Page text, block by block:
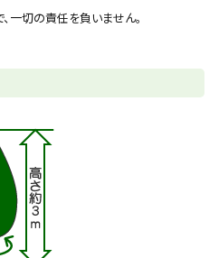
一切の責任を負いません。